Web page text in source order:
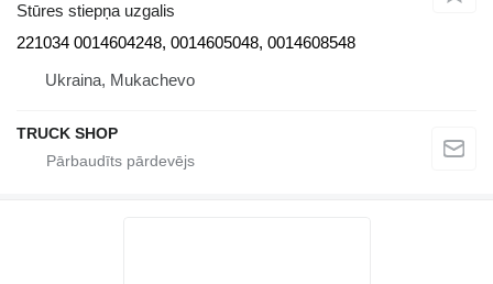
Stūres stiepņa uzgalis
221034 0014604248, 0014605048, 0014608548
Ukraina, Mukachevo
TRUCK SHOP